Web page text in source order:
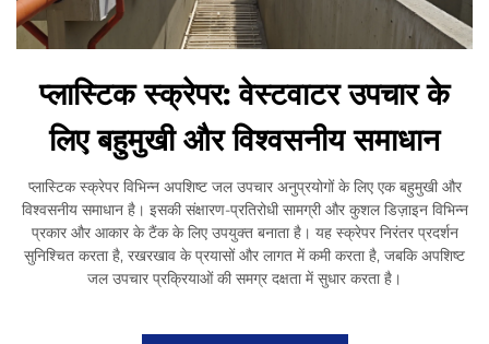
प्लास्टिक स्क्रेपर: वेस्टवाटर उपचार के
लिए बहुमुखी और विश्वसनीय समाधान
प्लास्टिक स्क्रेपर विभिन्न अपशिष्ट जल उपचार अनुप्रयोगों के लिए एक बहुमुखी और
विश्वसनीय समाधान है। इसकी संक्षारण-प्रतिरोधी सामग्री और कुशल डिज़ाइन विभिन्न
प्रकार और आकार के टैंक के लिए उपयुक्त बनाता है। यह स्क्रेपर निरंतर प्रदर्शन
सुनिश्चित करता है, रखरखाव के प्रयासों और लागत में कमी करता है, जबकि अपशिष्ट
जल उपचार प्रक्रियाओं की समग्र दक्षता में सुधार करता है।